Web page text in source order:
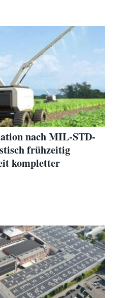
nach MIL-STD-
frühzeitig
kompletter